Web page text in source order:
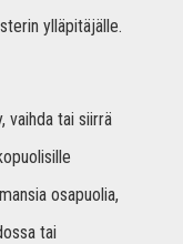
ylläpitäjälle.
vaihda tai siirrä
osapuolia,
tai